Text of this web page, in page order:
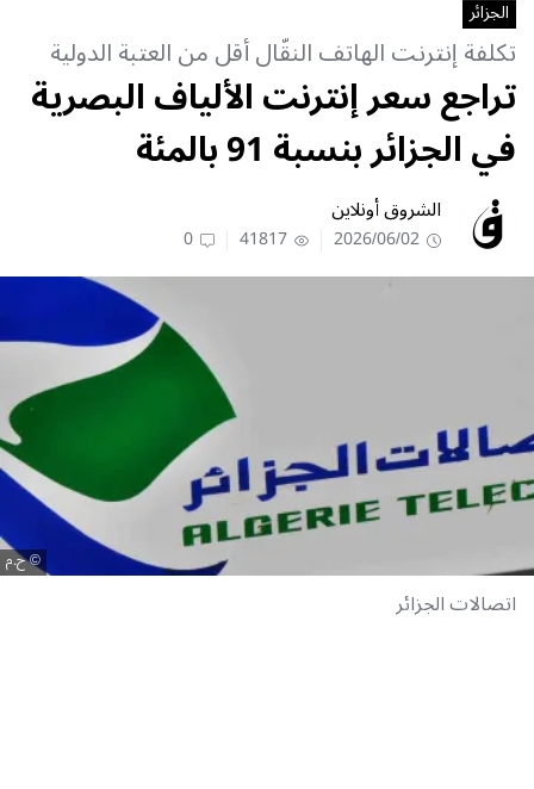
الجزائر
تكلفة إنترنت الهاتف النقّال أقل من العتبة الدولية
تراجع سعر إنترنت الألياف البصرية
في الجزائر بنسبة 91 بالمئة
الشروق أونلاين
2026/06/02
41817
0
ح.م
اتصالات الجزائر